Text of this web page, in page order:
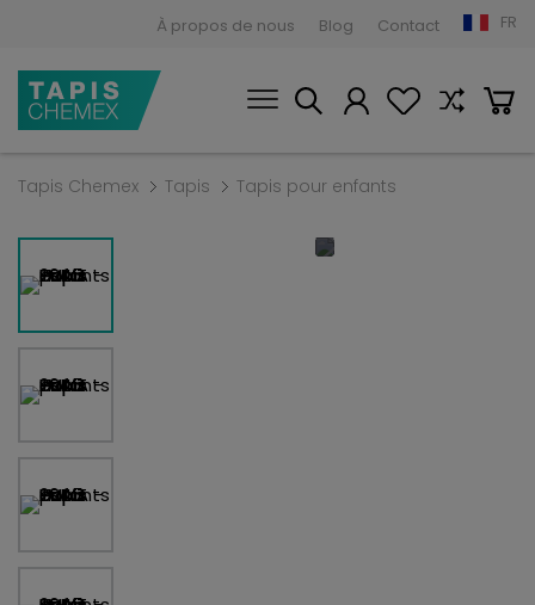
À propos de nous Blog Contact FR
Tapis Chemex Tapis Tapis pour enfants